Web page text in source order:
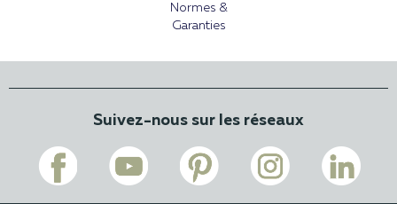
Normes &
Garanties
Suivez-nous sur les réseaux